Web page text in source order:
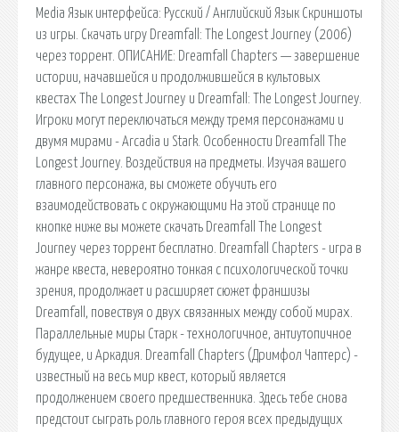
Media Язык интерфейса: Русский / Английский Язык Скриншоты
из игры. Скачать игру Dreamfall: The Longest Journey (2006)
через торрент. ОПИСАНИЕ: Dreamfall Chapters — завершение
истории, начавшейся и продолжившейся в культовых
квестах The Longest Journey и Dreamfall: The Longest Journey.
Игроки могут переключаться между тремя персонажами и
двумя мирами - Arcadia и Stark. Особенности Dreamfall The
Longest Journey. Воздействия на предметы. Изучая вашего
главного персонажа, вы сможете обучить его
взаимодействовать с окружающими На этой странице по
кнопке ниже вы можете скачать Dreamfall The Longest
Journey через торрент бесплатно. Dreamfall Chapters - игра в
жанре квеста, невероятно тонкая с психологической точки
зрения, продолжает и расширяет сюжет франшизы
Dreamfall, повествуя о двух связанных между собой мирах.
Параллельные миры Старк - технологичное, антиутопичное
будущее, и Аркадия. Dreamfall Chapters (Дримфол Чаптерс) -
известный на весь мир квест, который является
продолжением своего предшественника. Здесь тебе снова
предстоит сыграть роль главного героя всех предыдущих